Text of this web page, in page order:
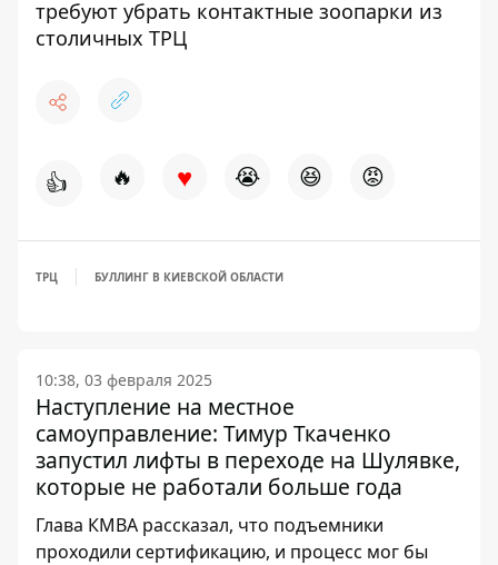
требуют убрать контактные зоопарки из
столичных ТРЦ
👍 🔥 ♥ 😭 😆 😡
ТРЦ БУЛЛИНГ В КИЕВСКОЙ ОБЛАСТИ
10:38, 03 февраля 2025
Наступление на местное
самоуправление: Тимур Ткаченко
запустил лифты в переходе на Шулявке,
которые не работали больше года
Глава КМВА рассказал, что подъемники
проходили сертификацию, и процесс мог бы